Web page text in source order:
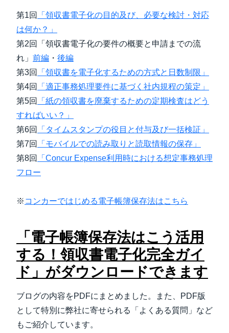
第1回
「領収書電子化の目的及び、必要な検討・対応
は何か？」
第2回「領収書電子化の要件の概要と申請までの流
れ」 前編 ・ 後編
第3回
「領収書を電子化するための方式と日数制限」
第4回
「適正事務処理要件に基づく社内規程の策定」
第5回
「紙の領収書を廃棄するための定期検査はどう
すればいい？」
第6回
「タイムスタンプの役目と付与及び一括検証」
第7回
「モバイルでの読み取りと読取情報の保存」
第8回
「Concur Expense利用時における想定事務処理
フロー
※ コンカーではじめる電子帳簿保存法はこちら
「電子帳簿保存法はこう活用
する！領収書電子化完全ガイ
ド」がダウンロードできます
ブログの内容をPDFにまとめました。また、PDF版
として特別に弊社に寄せられる「よくある質問」など
もご紹介しています。